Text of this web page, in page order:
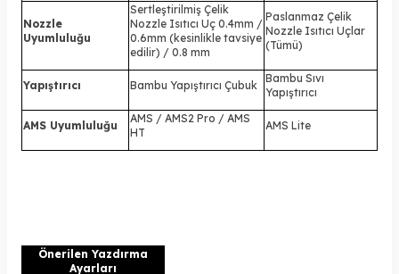
Nozzle
Uyumluluğu
Sertleştirilmiş Çelik
Nozzle Isıtıcı Uç 0.4mm /
0.6mm (kesinlikle tavsiye
edilir) / 0.8 mm
Paslanmaz Çelik
Nozzle Isıtıcı Uçlar
(Tümü)
Yapıştırıcı Bambu Yapıştırıcı Çubuk
Bambu Sıvı
Yapıştırıcı
AMS Uyumluluğu
AMS / AMS2 Pro / AMS
HT
AMS Lite
Önerilen Yazdırma
Ayarları